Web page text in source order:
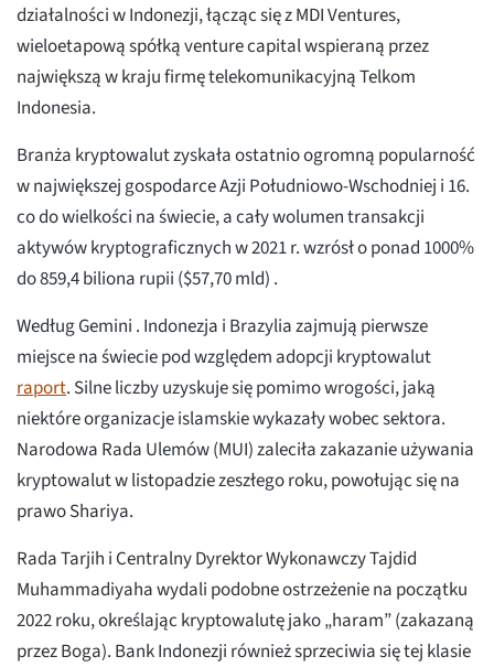
działalności w Indonezji, łącząc się z MDI Ventures,
wieloetapową spółką venture capital wspieraną przez
największą w kraju firmę telekomunikacyjną Telkom
Indonesia.
Branża kryptowalut zyskała ostatnio ogromną popularność
w największej gospodarce Azji Południowo-Wschodniej i 16.
co do wielkości na świecie, a cały wolumen transakcji
aktywów kryptograficznych w 2021 r. wzrósł o ponad 1000%
do 859,4 biliona rupii ($57,70 mld) .
Według Gemini . Indonezja i Brazylia zajmują pierwsze
miejsce na świecie pod względem adopcji kryptowalut
raport. Silne liczby uzyskuje się pomimo wrogości, jaką
niektóre organizacje islamskie wykazały wobec sektora.
Narodowa Rada Ulemów (MUI) zaleciła zakazanie używania
kryptowalut w listopadzie zeszłego roku, powołując się na
prawo Shariya.
Rada Tarjih i Centralny Dyrektor Wykonawczy Tajdid
Muhammadiyaha wydali podobne ostrzeżenie na początku
2022 roku, określając kryptowalutę jako „haram” (zakazaną
przez Boga). Bank Indonezji również sprzeciwia się tej klasie